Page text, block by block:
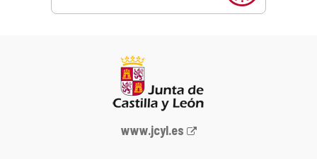
Portal
www.jcyl.es